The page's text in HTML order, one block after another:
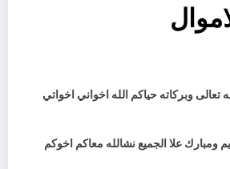
تعالى وبركاته حياكم الله اخواني اخواتي
علا الجميع نشالله معاكم اخوكم